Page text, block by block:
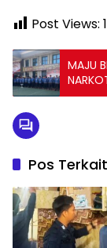
Post Views:
MAJU
Pos Terkait